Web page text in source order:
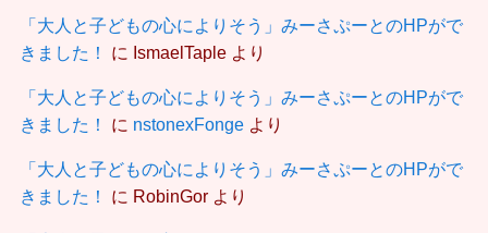
「大人と子どもの心によりそう」みーさぷーとのHPがで
きました！
に IsmaelTapleより
「大人と子どもの心によりそう」みーさぷーとのHPがで
きました！
に nstonexFongeより
「大人と子どもの心によりそう」みーさぷーとのHPがで
きました！
に RobinGorより